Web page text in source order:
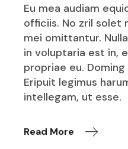
Eu mea audiam
officiis. No zril solet
mei omittantur.
in voluptaria est in,
propriae eu.
Eripuit legimus
intellegam, ut esse.
Read More